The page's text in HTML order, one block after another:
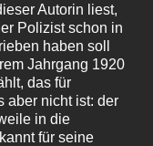
Autorin liest,
Polizist schon in
haben soll
Jahrgang 1920
das für
aber nicht ist: der
in die
für seine